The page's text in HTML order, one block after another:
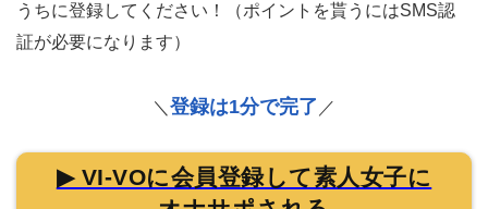
うちに登録してください！（ポイントを貰うにはSMS認
証が必要になります）
＼ 登録は1分で完了 ／
▶ VI-VOに会員登録して素人女子に